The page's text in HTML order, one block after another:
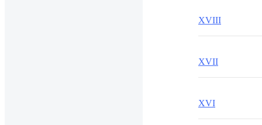
XVIII
XVII
XVI